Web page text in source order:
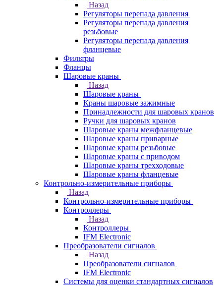
Назад
Регуляторы перепада давления
Регуляторы перепада давления
резьбовые
Регуляторы перепада давления
фланцевые
Фильтры
Фланцы
Шаровые краны
Назад
Шаровые краны
Краны шаровые зажимные
Принадлежности для шаровых кранов
Ручки для шаровых кранов
Шаровые краны межфланцевые
Шаровые краны приварные
Шаровые краны резьбовые
Шаровые краны с приводом
Шаровые краны трехходовые
Шаровые краны фланцевые
Контрольно-измерительные приборы
Назад
Контрольно-измерительные приборы
Контроллеры
Назад
Контроллеры
IFM Electronic
Преобразователи сигналов
Назад
Преобразователи сигналов
IFM Electronic
Системы для оценки стандартных сигналов